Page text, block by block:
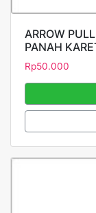
ARROW
PANAH
Rp50.000